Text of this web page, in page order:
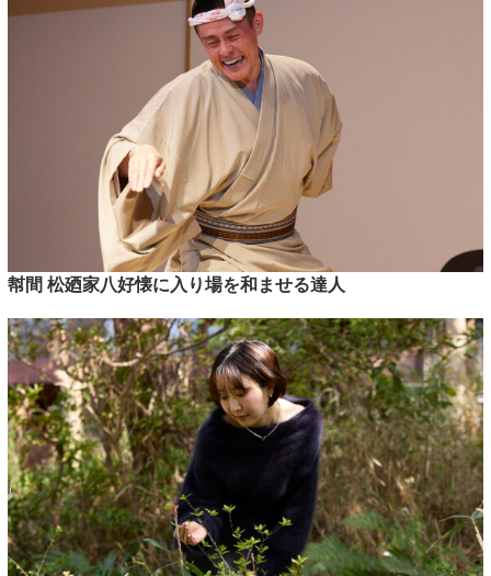
幇間 松廼家八好懐に入り場を和ませる達人